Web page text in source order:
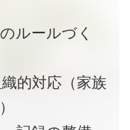
ルールづく
的対応（家族